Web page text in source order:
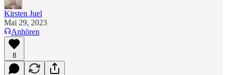
Kirsten Juel
Mai 29, 2023
Anhören
8